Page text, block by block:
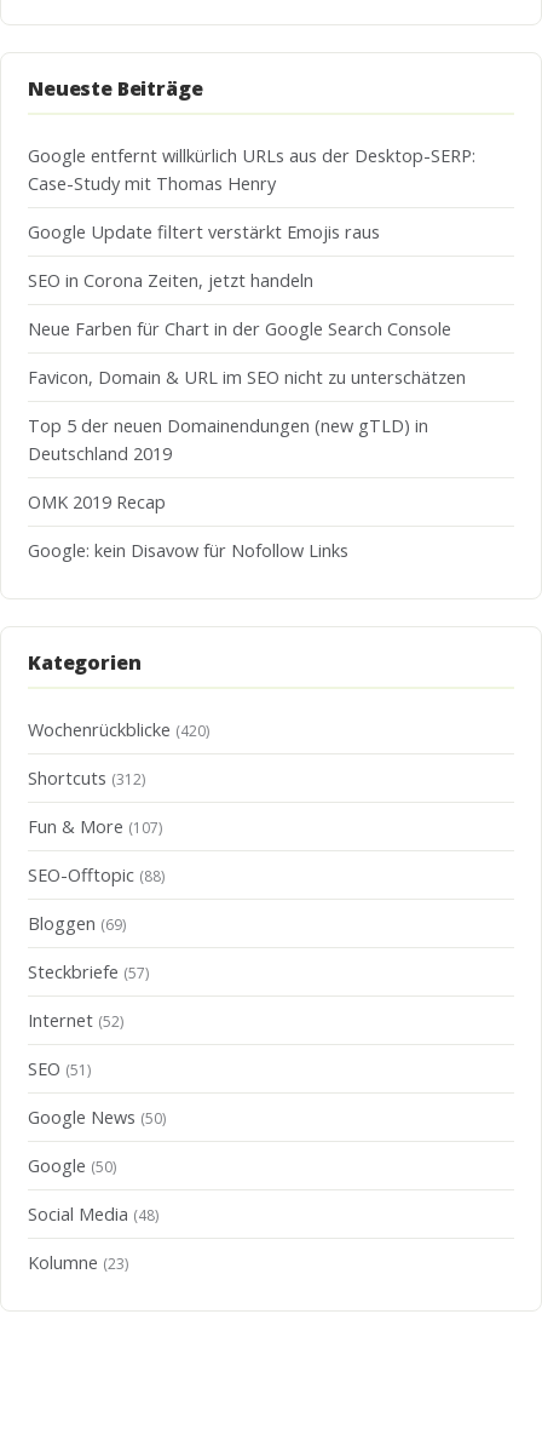
Neueste Beiträge
Google entfernt willkürlich URLs aus der Desktop-SERP:
Case-Study mit Thomas Henry
Google Update filtert verstärkt Emojis raus
SEO in Corona Zeiten, jetzt handeln
Neue Farben für Chart in der Google Search Console
Favicon, Domain & URL im SEO nicht zu unterschätzen
Top 5 der neuen Domainendungen (new gTLD) in
Deutschland 2019
OMK 2019 Recap
Google: kein Disavow für Nofollow Links
Kategorien
Wochenrückblicke (420)
Shortcuts (312)
Fun & More (107)
SEO-Offtopic (88)
Bloggen (69)
Steckbriefe (57)
Internet (52)
SEO (51)
Google News (50)
Google (50)
Social Media (48)
Kolumne (23)